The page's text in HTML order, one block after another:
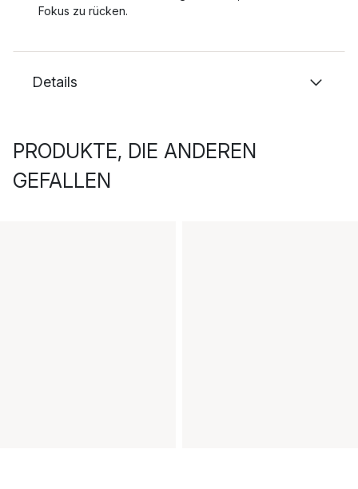
Fokus zu rücken.
Details
PRODUKTE, DIE ANDEREN
GEFALLEN